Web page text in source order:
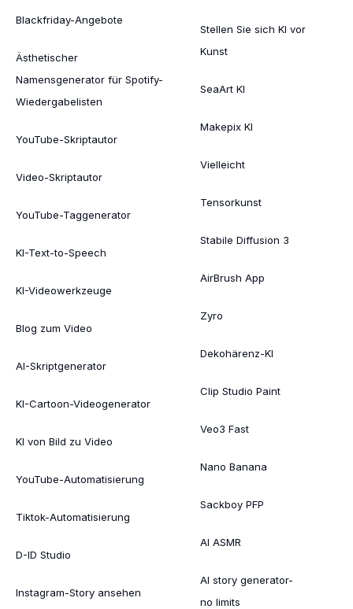
Blackfriday-Angebote
Ästhetischer
Namensgenerator für Spotify-
Wiedergabelisten
YouTube-Skriptautor
Video-Skriptautor
YouTube-Taggenerator
KI-Text-to-Speech
KI-Videowerkzeuge
Blog zum Video
AI-Skriptgenerator
KI-Cartoon-Videogenerator
KI von Bild zu Video
YouTube-Automatisierung
Tiktok-Automatisierung
D-ID Studio
Instagram-Story ansehen
Stellen Sie sich KI vor
Kunst
SeaArt KI
Makepix KI
Vielleicht
Tensorkunst
Stabile Diffusion 3
AirBrush App
Zyro
Dekohärenz-KI
Clip Studio Paint
Veo3 Fast
Nano Banana
Sackboy PFP
AI ASMR
AI story generator-
no limits